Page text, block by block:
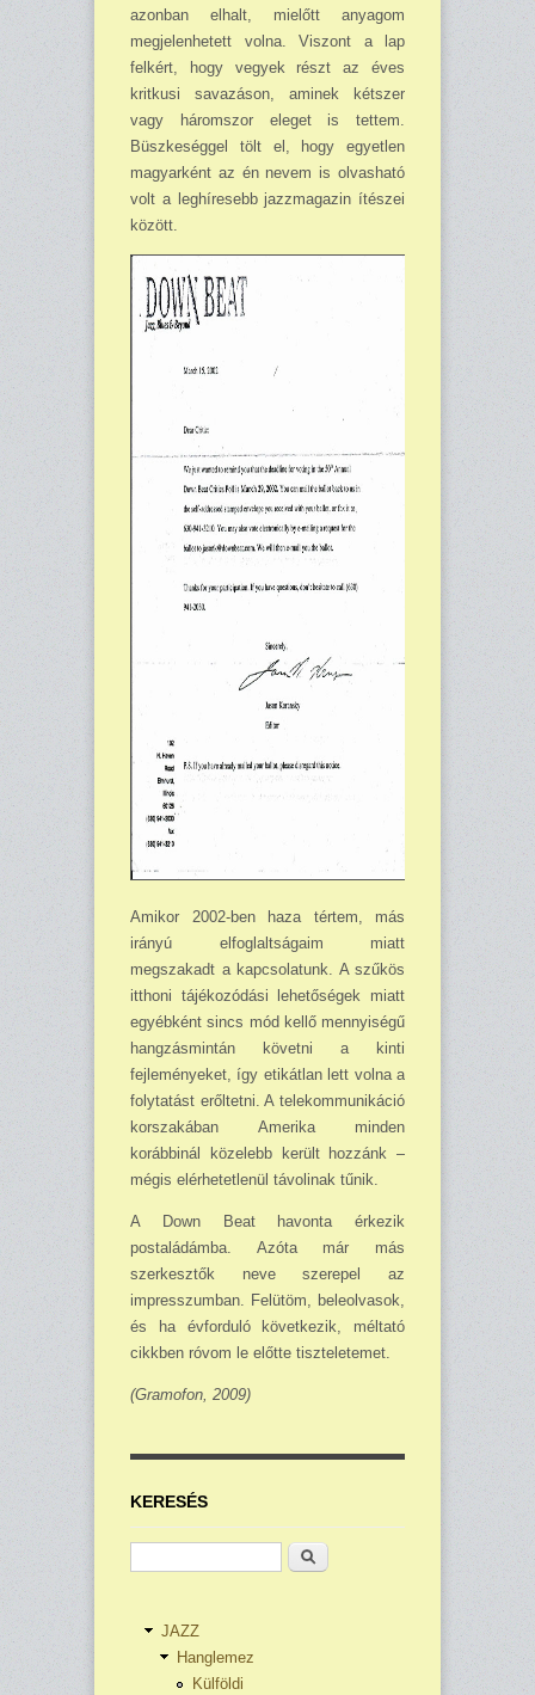
azonban elhalt, mielőtt anyagom
megjelenhetett volna. Viszont a lap
felkért, hogy vegyek részt az éves
kritkusi savazáson, aminek kétszer
vagy háromszor eleget is tettem.
Büszkeséggel tölt el, hogy egyetlen
magyarként az én nevem is olvasható
volt a leghíresebb jazzmagazin ítészei
között.
Amikor 2002-ben haza tértem, más
irányú elfoglaltságaim miatt
megszakadt a kap­cso­latunk. A szűkös
itthoni tájékozódási lehetőségek miatt
egyébként sincs mód kellő mennyi­ségű
hangzásmintán követni a kinti
fejleményeket, így etikátlan lett volna a
folytatást eről­tetni. A telekommunikáció
korszakában Amerika minden
korábbinál közelebb került hozzánk –
mégis elérhetetlenül távolinak tűnik.
A Down Beat havonta érkezik
postaládámba. Azóta már más
szerkesztők neve szerepel az
impresszumban. Felütöm, beleolvasok,
és ha évforduló következik, méltató
cikkben róvom le előtte tiszteletemet.
(Gramofon, 2009)
KERESÉS
Keresés
JAZZ
Hanglemez
Külföldi